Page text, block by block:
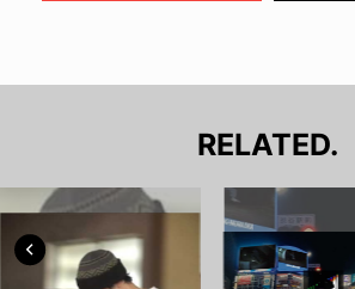
RELATED.